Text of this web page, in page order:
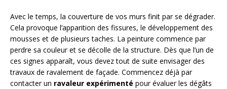
Avec le temps, la couverture de vos murs finit par se dégrader.
Cela provoque l’apparition des fissures, le développement des
mousses et de plusieurs taches. La peinture commence par
perdre sa couleur et se décolle de la structure. Dès que l’un de
ces signes apparaît, vous devez tout de suite envisager des
travaux de ravalement de façade. Commencez déjà par
contacter un ravaleur expérimenté pour évaluer les dégâts